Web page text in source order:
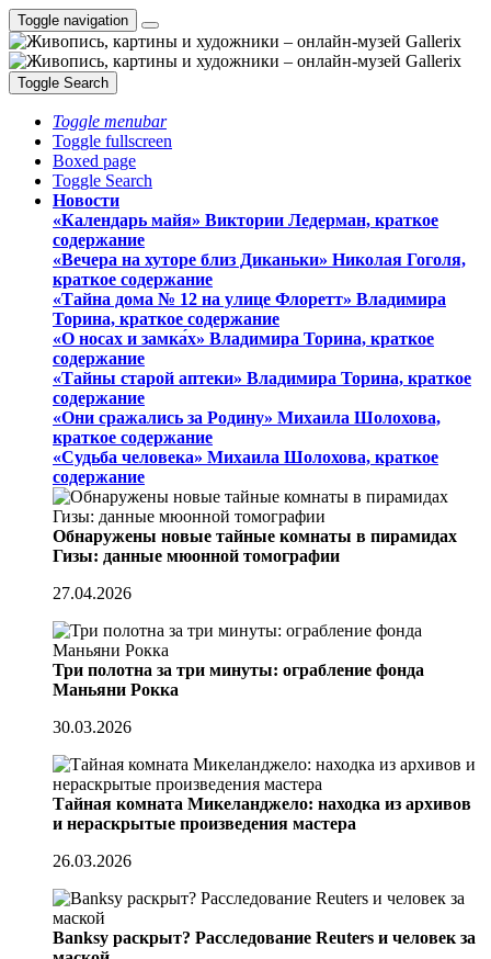
Toggle navigation
Toggle Search
Toggle menubar
Toggle fullscreen
Boxed page
Toggle Search
Новости
«Календарь майя» Виктории Ледерман, краткое
содержание
«Вечера на хуторе близ Диканьки» Николая Гоголя,
краткое содержание
«Тайна дома № 12 на улице Флоретт» Владимира
Торина, краткое содержание
«О носах и замка́х» Владимира Торина, краткое
содержание
«Тайны старой аптеки» Владимира Торина, краткое
содержание
«Они сражались за Родину» Михаила Шолохова,
краткое содержание
«Судьба человека» Михаила Шолохова, краткое
содержание
Обнаружены новые тайные комнаты в пирамидах
Гизы: данные мюонной томографии
27.04.2026
Три полотна за три минуты: ограбление фонда
Маньяни Рокка
30.03.2026
Тайная комната Микеланджело: находка из архивов
и нераскрытые произведения мастера
26.03.2026
Banksy раскрыт? Расследование Reuters и человек за